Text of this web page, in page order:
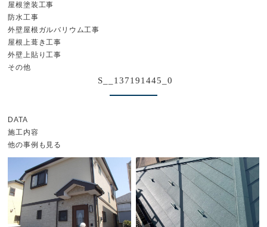
屋根塗装工事
防水工事
外壁屋根ガルバリウム工事
屋根上葺き工事
外壁上貼り工事
その他
S__137191445_0
DATA
施工内容
他の事例も見る